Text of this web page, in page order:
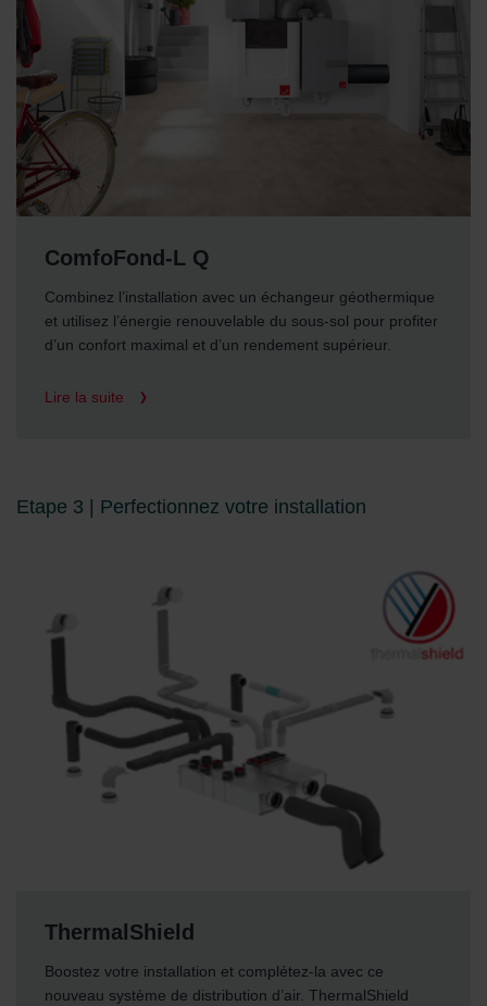
ComfoFond-L Q
Combinez l’installation avec un échangeur géothermique
et utilisez l’énergie renouvelable du sous-sol pour profiter
d’un confort maximal et d’un rendement supérieur.
Lire la suite
Etape 3 | Perfectionnez votre installation
ThermalShield
Boostez votre installation et complétez-la avec ce
nouveau système de distribution d’air. ThermalShield